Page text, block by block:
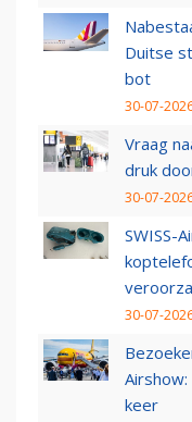
Duitse
bot
30-07-
Vraag
druk
30-07-
SWISS-
30-07-
keer